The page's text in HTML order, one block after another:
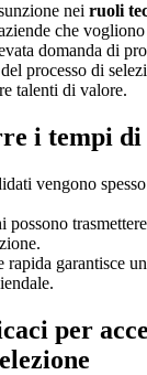
nei ruoli
che
domanda di
processo di
talenti di valore.
i tempi di
vengono
possono
rapida garantisce
per